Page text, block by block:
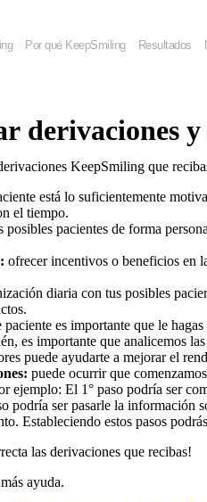
Por qué KeepSmiling Resultados
derivaciones
KeepSmiling que
está lo suficientemente
el tiempo.
posibles pacientes de forma
ofrecer incentivos o beneficios en
diaria con tus posibles
es importante que le
es importante que analicemos
puede ayudarte a mejorar el
puede ocurrir que
ejemplo: El 1° paso podría ser
podría ser pasarle la
Estableciendo estos pasos
las derivaciones que recibas!
ayuda.